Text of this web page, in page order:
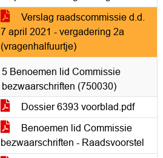
Verslag raadscommissie d.d.
7 april 2021 - vergadering 2a
(vragenhalfuurtje)
5 Benoemen lid Commissie
bezwaarschriften (750030)
Dossier 6393 voorblad.pdf
Benoemen lid Commissie
bezwaarschriften - Raadsvoorstel